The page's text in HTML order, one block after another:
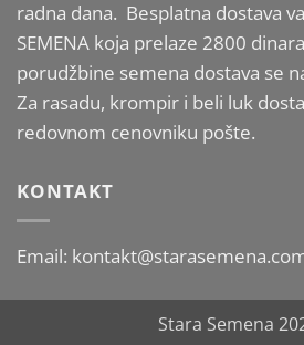
radna dana. Besplatna dostava
SEMENA koja prelaze 2800
porudžbine semena dostava se
Za rasadu, krompir i beli luk
redovnom cenovniku pošte.
KONTAKT
Email:
Stara Semena